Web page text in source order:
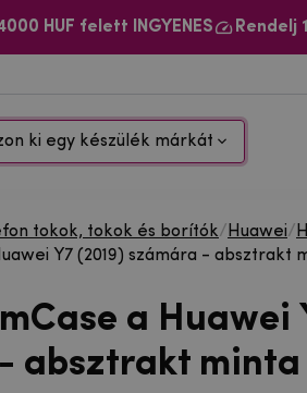
HUF felett INGYENES Rendelj
ki egy készülék márkát
tokok, tokok és borítók/ Huawei/
Y7 (2019) számára - absztrakt
a Huawei
absztrakt minta